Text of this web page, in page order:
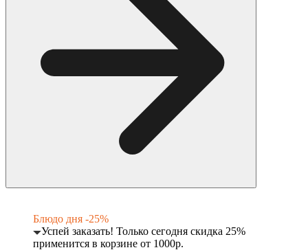
Блюдо дня -25%
Успей заказать! Только сегодня скидка 25%
применится в корзине от 1000р.